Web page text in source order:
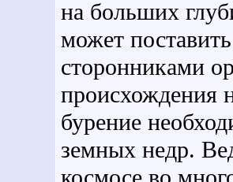
на больших
может
сторонниками
происхождения
бурение
земных недр.